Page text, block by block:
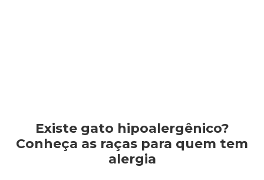
Comportamento
Existe gato hipoalergênico?
Conheça as raças para quem tem
alergia